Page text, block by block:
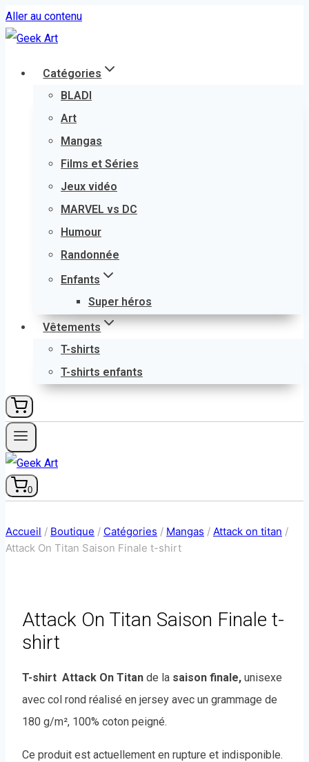
Aller au contenu
Catégories
BLADI
Art
Mangas
Films et Séries
Jeux vidéo
MARVEL vs DC
Humour
Randonnée
Enfants
Super héros
Vêtements
T-shirts
T-shirts enfants
0
Accueil / Boutique / Catégories / Mangas / Attack on titan /
Attack On Titan Saison Finale t-shirt
Attack On Titan Saison Finale t-
shirt
T-shirt Attack On Titan de la saison finale, unisexe
avec col rond réalisé en jersey avec un grammage de
180 g/m², 100% coton peigné.
Ce produit est actuellement en rupture et indisponible.